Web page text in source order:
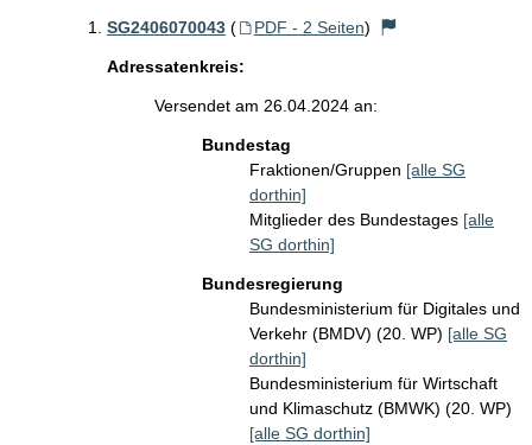
SG2406070043 ( PDF - 2 Seiten)
Adressatenkreis:
Versendet am 26.04.2024 an:
Bundestag
Fraktionen/Gruppen [alle SG
dorthin]
Mitglieder des Bundestages [alle
SG dorthin]
Bundesregierung
Bundesministerium für Digitales und
Verkehr (BMDV) (20. WP) [alle SG
dorthin]
Bundesministerium für Wirtschaft
und Klimaschutz (BMWK) (20. WP)
[alle SG dorthin]